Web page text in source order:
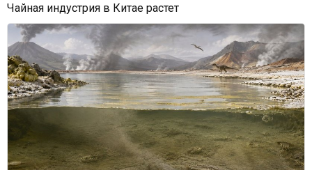
Чайная индустрия в Китае растет